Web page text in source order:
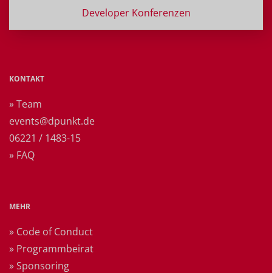
Developer Konferenzen
KONTAKT
» Team
events@dpunkt.de
06221 / 1483-15
» FAQ
MEHR
» Code of Conduct
» Programmbeirat
» Sponsoring